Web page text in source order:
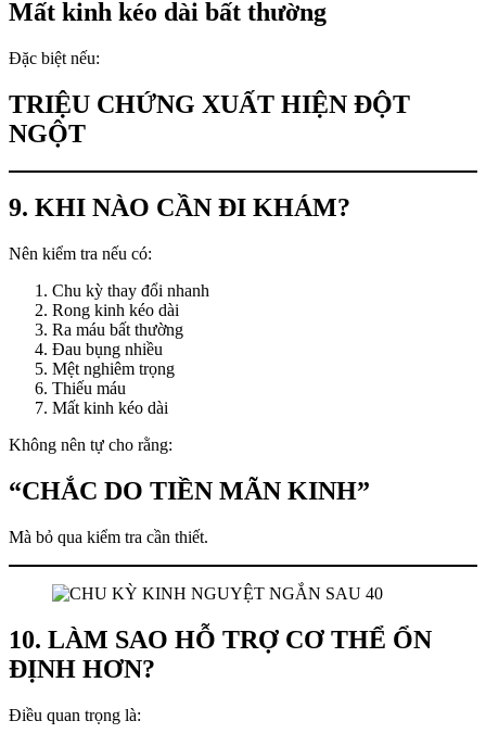
Mất kinh kéo dài bất thường
Đặc biệt nếu:
TRIỆU CHỨNG XUẤT HIỆN ĐỘT
NGỘT
9. KHI NÀO CẦN ĐI KHÁM?
Nên kiểm tra nếu có:
Chu kỳ thay đổi nhanh
Rong kinh kéo dài
Ra máu bất thường
Đau bụng nhiều
Mệt nghiêm trọng
Thiếu máu
Mất kinh kéo dài
Không nên tự cho rằng:
“CHẮC DO TIỀN MÃN KINH”
Mà bỏ qua kiểm tra cần thiết.
10. LÀM SAO HỖ TRỢ CƠ THỂ ỔN
ĐỊNH HƠN?
Điều quan trọng là: